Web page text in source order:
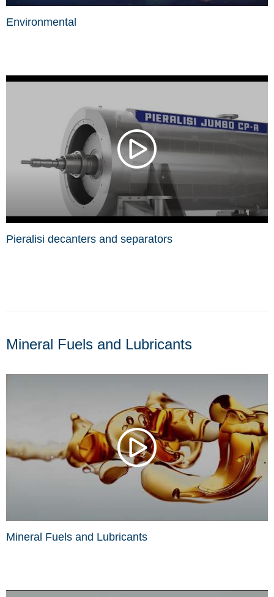
Environmental
Pieralisi decanters and separators
Mineral Fuels and Lubricants
Mineral Fuels and Lubricants